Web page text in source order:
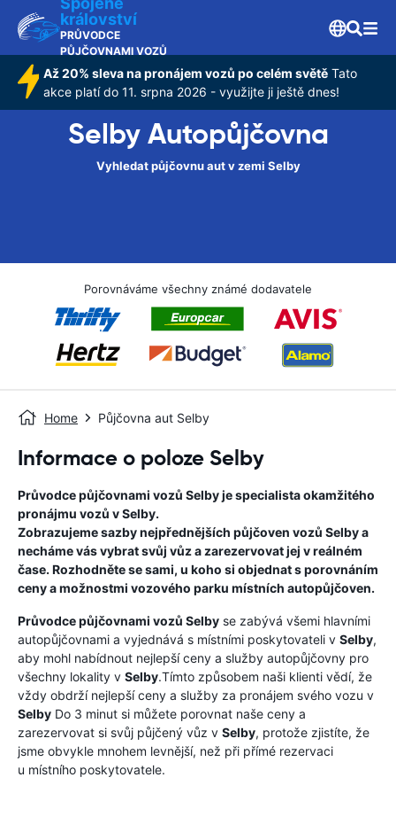
království
PRŮVODCE
PŮJČOVNAMI VOZŮ
Až 20% sleva na pronájem vozů po celém světě Tato
akce platí do 11. srpna 2026 - využijte ji ještě dnes!
Selby Autopůjčovna
Vyhledat půjčovnu aut v zemi Selby
Porovnáváme všechny známé dodavatele
Home Půjčovna aut Selby
Informace o poloze Selby
Průvodce půjčovnami vozů Selbyje specialista okamžitého
pronájmu vozů vSelby.
Zobrazujeme sazby nejpřednějších půjčoven vozů Selbya
necháme vás vybrat svůj vůz a zarezervovat jej v reálném
čase. Rozhodněte se sami, u koho si objednat s porovnáním
ceny a možnostmi vozového parku místních autopůjčoven.
Průvodce půjčovnami vozů Selby se zabývá všemi hlavními
autopůjčovnami a vyjednává s místními poskytovateli v Selby,
aby mohl nabídnout nejlepší ceny a služby autopůjčovny pro
všechny lokality v Selby.Tímto způsobem naši klienti vědí, že
vždy obdrží nejlepší ceny a služby za pronájem svého vozu v
Selby Do 3 minut si můžete porovnat naše ceny a
zarezervovat si svůj půjčený vůz v Selby, protože zjistíte, že
jsme obvykle mnohem levnější, než při přímé rezervaci
u místního poskytovatele.